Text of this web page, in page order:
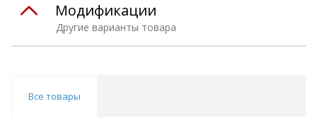
Другие варианты товара
Модификации
Все товары